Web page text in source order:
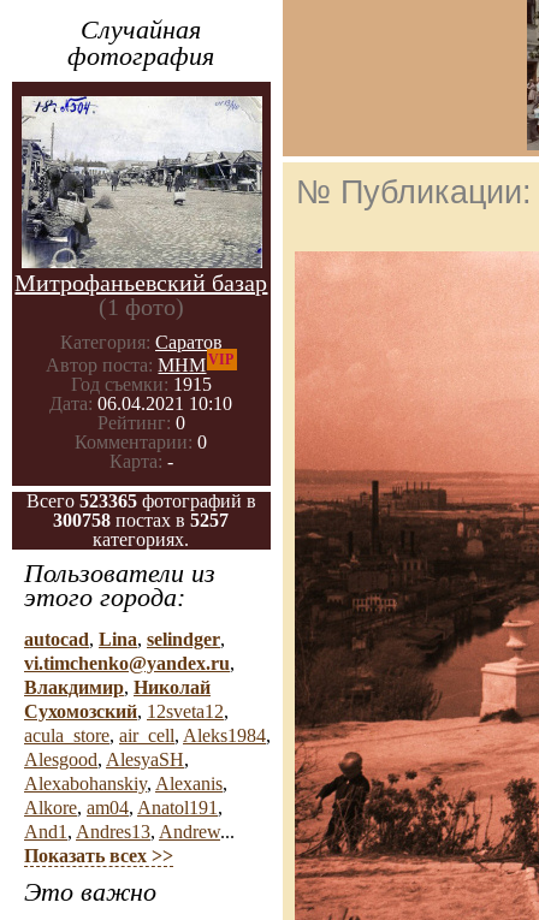
Случайная
фотография
Митрофаньевский базар
(1 фото)
Категория: Саратов
Автор поста: МНМVIP
Год съемки: 1915
Дата: 06.04.2021 10:10
Рейтинг: 0
Комментарии: 0
Карта: -
Всего 523365 фотографий в
300758 постах в5257
категориях.
Пользователи из
этого города:
autocad, Lina, selindger,
vi.timchenko@yandex.ru,
Влакдимир, Николай
Сухомозский, 12sveta12,
acula_store, air_cell, Aleks1984,
Alesgood, AlesyaSH,
Alexabohanskiy, Alexanis,
Alkore, am04, Anatol191 ,
And1 , Andres13, Andrew...
Показать всех >>
Это важно
№